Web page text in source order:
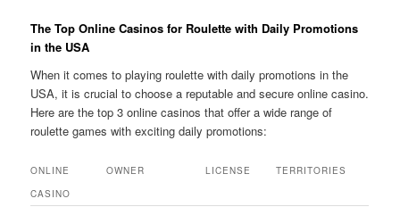
The Top Online Casinos for Roulette with Daily Promotions
in the USA
When it comes to playing roulette with daily promotions in the
USA, it is crucial to choose a reputable and secure online casino.
Here are the top 3 online casinos that offer a wide range of
roulette games with exciting daily promotions:
ONLINE
CASINO
OWNER LICENSE TERRITORIES